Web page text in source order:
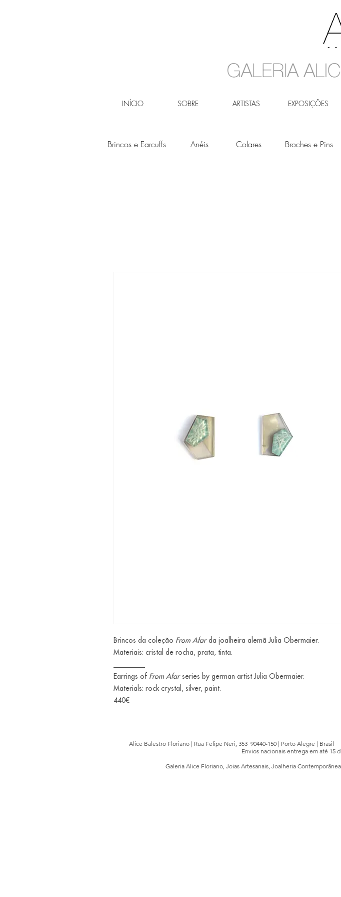
INÍCIO SOBRE ARTISTAS EXPOSIÇÕES
Brincos e Earcuffs Anéis Colares Broches e Pins
Brincos da coleção From Afarda joalheira alemã Julia Obermaier.
Materiais: cristal de rocha, prata, tinta.
Earrings of From Afarseries by german artist Julia Obermaier.
Materials: rock crystal, silver, paint.
440€
Alice Balestro Floriano | Rua Felipe Neri, 353 90440-150 | Porto Alegre | Brasil
Envios nacionais entrega em até 15
Galeria Alice Floriano, Joias Artesanais, Joalheria